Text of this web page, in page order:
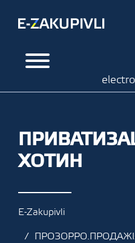
ХОТИН
E-Zakupivli
ПРОЗОРРО.ПРОДАЖІ/